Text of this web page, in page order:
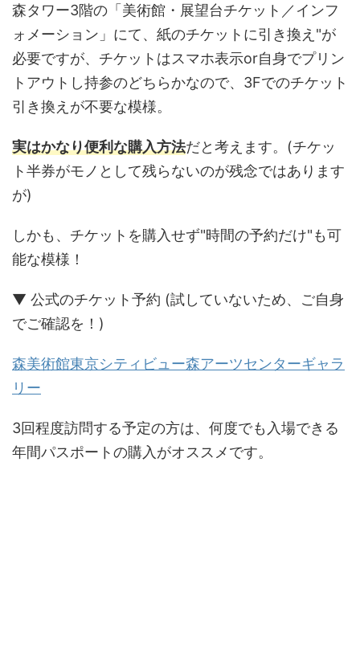
森タワー3階の「美術館・展望台チケット／インフ
ォメーション」にて、紙のチケットに引き換え"が
必要ですが、チケットはスマホ表示or自身でプリン
トアウトし持参のどちらかなので、3Fでのチケット
引き換えが不要な模様。
実はかなり便利な購入方法だと考えます。(チケッ
ト半券がモノとして残らないのが残念ではあります
が)
しかも、チケットを購入せず"時間の予約だけ"も可
能な模様！
▼ 公式のチケット予約 (試していないため、ご自身
でご確認を！)
森美術館東京シティビュー森アーツセンターギャラ
リー
3回程度訪問する予定の方は、何度でも入場できる
年間パスポートの購入がオススメです。